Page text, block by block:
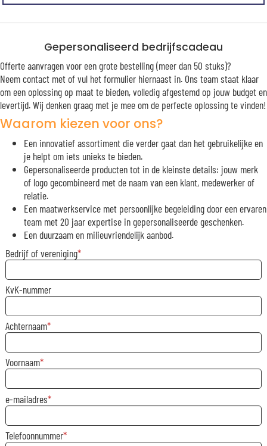
Gepersonaliseerd bedrijfscadeau
Offerte aanvragen voor een grote bestelling (meer dan 50 stuks)?
Neem contact met of vul het formulier hiernaast in. Ons team staat klaar
om een oplossing op maat te bieden, volledig afgestemd op jouw budget en
levertijd. Wij denken graag met je mee om de perfecte oplossing te vinden!
Waarom kiezen voor ons?
Een innovatief assortiment die verder gaat dan het gebruikelijke en
je helpt om iets unieks te bieden.
Gepersonaliseerde producten tot in de kleinste details: jouw merk
of logo gecombineerd met de naam van een klant, medewerker of
relatie.
Een maatwerkservice met persoonlijke begeleiding door een ervaren
team met 20 jaar expertise in gepersonaliseerde geschenken.
Een duurzaam en milieuvriendelijk aanbod.
Bedrijf of vereniging
KvK-nummer
Achternaam
Voornaam
e-mailadres
Telefoonnummer